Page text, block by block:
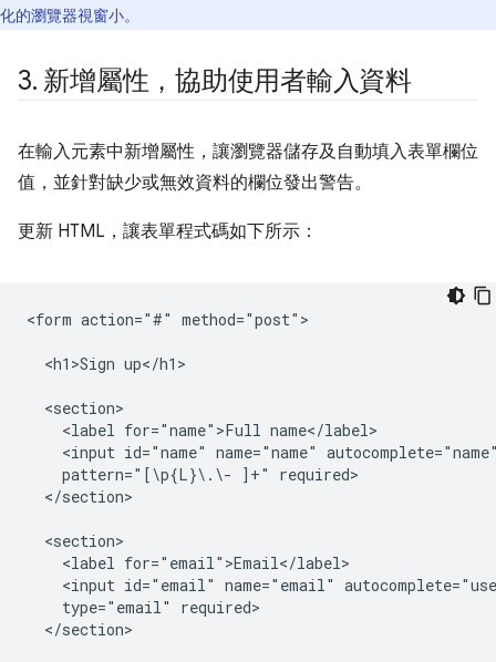
化的瀏覽器視窗小。
3. 新增屬性，協助使用者輸入資料
在輸入元素中新增屬性，讓瀏覽器儲存及自動填入表單欄位
值，並針對缺少或無效資料的欄位發出警告。
更新 HTML，讓表單程式碼如下所示：
<form action="#" method="post">
  <h1>Sign up</h1>
  <section>
    <label for="name">Full name</label>
<input id="name" name="name"
    pattern="[\p{L}\.\- ]+" required>
  </section>
  <section>
    <label for="email">Email</label>
<input id="email" name="email"
    type="email" required>
  </section>